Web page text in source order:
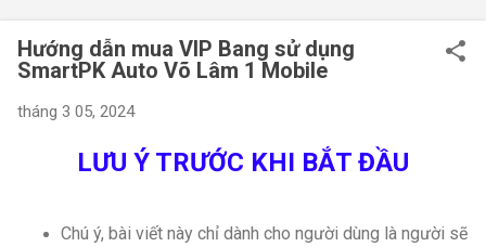
Hướng dẫn mua VIP Bang sử dụng
SmartPK Auto Võ Lâm 1 Mobile
tháng 3 05, 2024
LƯU Ý TRƯỚC KHI BẮT ĐẦU
Chú ý, bài viết này chỉ dành cho người dùng là người sẽ